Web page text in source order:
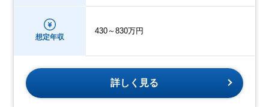
想定年収
430～830万円
詳しく見る